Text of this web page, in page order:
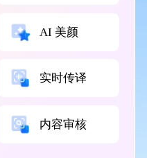
AI 美颜
实时传译
内容审核